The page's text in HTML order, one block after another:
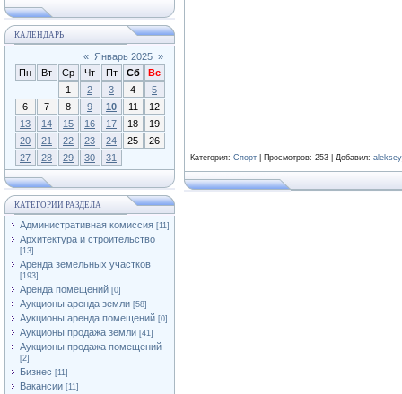
КАЛЕНДАРЬ
« Январь 2025 »
Пн
Вт Ср Чт Пт Сб
Вс
1
2 3 4
5
6
7 8 9 10 11
12
13
14 15 16 17 18
19
20
21 22 23 24 25
26
27
28 29 30 31
КАТЕГОРИИ РАЗДЕЛА
Административная комиссия [11]
Архитектура и строительство
[13]
Аренда земельных участков
[193]
Аренда помещений [0]
Аукционы аренда земли [58]
Аукционы аренда помещений [0]
Аукционы продажа земли [41]
Аукционы продажа помещений
[2]
Бизнес [11]
Вакансии [11]
Категория: Спорт Просмотров: 253 | Добавил: